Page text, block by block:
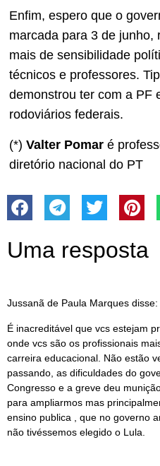
Enfim, espero que o
marcada para 3 de junho,
mais de sensibilidade
técnicos e professores.
demonstrou ter com a PF
rodoviários federais.
(*) Valter Pomar é
diretório nacional do PT
Uma resposta
Jussanã de Paula Marques disse:
É inacreditável que vcs estejam
onde vcs são os profissionais
carreira educacional. Não estão
passando, as dificuldades do
Congresso e a greve deu
para ampliarmos mas
ensino publica , que no governo
não tivéssemos elegido o Lula.